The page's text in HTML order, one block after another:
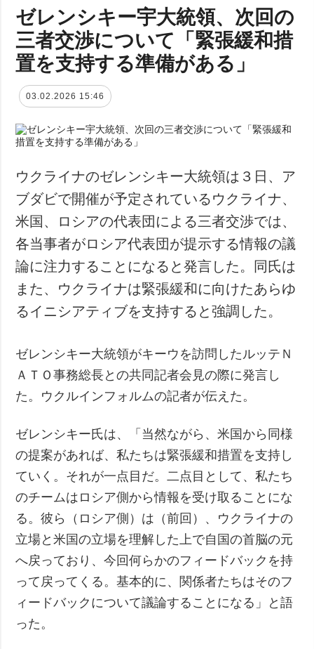
ゼレンシキー宇大統領、次回の
三者交渉について「緊張緩和措
置を支持する準備がある」
03.02.2026 15:46
ウクライナのゼレンシキー大統領は３日、ア
ブダビで開催が予定されているウクライナ、
米国、ロシアの代表団による三者交渉では、
各当事者がロシア代表団が提示する情報の議
論に注力することになると発言した。同氏は
また、ウクライナは緊張緩和に向けたあらゆ
るイニシアティブを支持すると強調した。
ゼレンシキー大統領がキーウを訪問したルッテＮ
ＡＴＯ事務総長との共同記者会見の際に発言し
た。ウクルインフォルムの記者が伝えた。
ゼレンシキー氏は、「当然ながら、米国から同様
の提案があれば、私たちは緊張緩和措置を支持し
ていく。それが一点目だ。二点目として、私たち
のチームはロシア側から情報を受け取ることにな
る。彼ら（ロシア側）は（前回）、ウクライナの
立場と米国の立場を理解した上で自国の首脳の元
へ戻っており、今回何らかのフィードバックを持
って戻ってくる。基本的に、関係者たちはそのフ
ィードバックについて議論することになる」と語
った。